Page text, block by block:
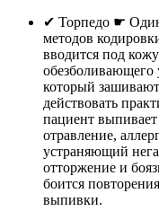
✔︎ Торпедо ☛
методов
вводится под
обезболивающего
который
действовать
пациент выпивает
отравление,
устраняющий
отторжение и
боится
выпивки.